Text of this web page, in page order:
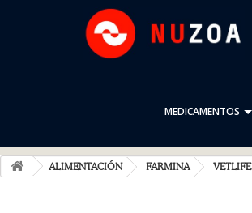
MEDICAMENTOS
ALIMENTACIÓN FARMINA VETLIFE